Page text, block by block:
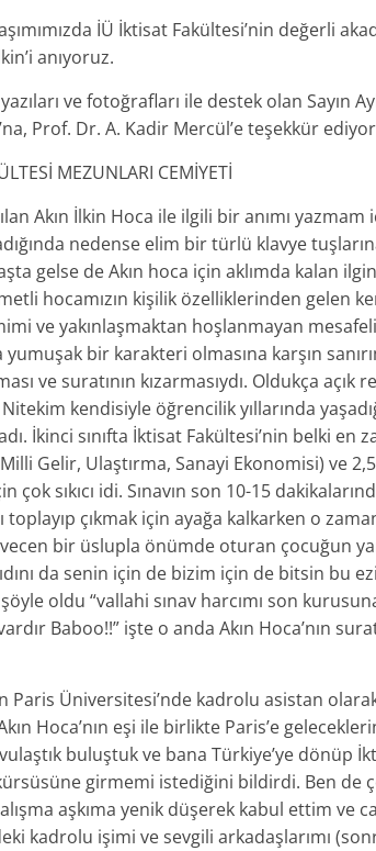
İÜ İktisat Fakültesi’nin değerli
anıyoruz.
yazıları ve fotoğrafları ile destek olan Sayın
Prof. Dr. A. Kadir Mercül’e teşekkür
MEZUNLARI CEMİYETİ
Akın İlkin Hoca ile ilgili bir anımı yazmam
nedense elim bir türlü klavye
gelse de Akın hoca için aklımda kalan
hocamızın kişilik özelliklerinden gelen
ve yakınlaşmaktan hoşlanmayan
yumuşak bir karakteri olmasına karşın
ve suratının kızarmasıydı. Oldukça
kendisiyle öğrencilik yıllarında
İkinci sınıfta İktisat Fakültesi’nin belki
Gelir, Ulaştırma, Sanayi Ekonomisi) ve
çok sıkıcı idi. Sınavın son 10-15
toplayıp çıkmak için ayağa kalkarken o
bir üslupla önümde oturan çocuğun
da senin için de bizim için de bitsin bu
şöyle oldu “vallahi sınav harcımı son
Baboo!!” işte o anda Akın Hoca’nın
Paris Üniversitesi’nde kadrolu asistan
Hoca’nın eşi ile birlikte Paris’e
buluştuk ve bana Türkiye’ye dönüp
girmemi istediğini bildirdi. Ben de
aşkıma yenik düşerek kabul ettim ve
kadrolu işimi ve sevgili arkadaşlarımı